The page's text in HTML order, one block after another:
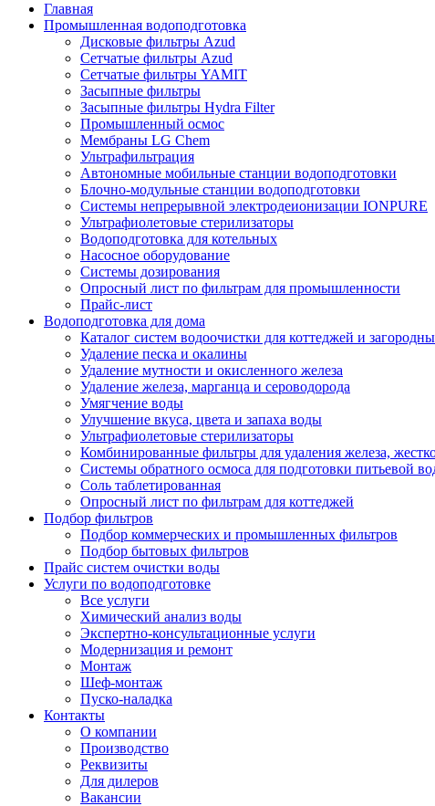
Главная
Промышленная водоподготовка
Дисковые фильтры Azud
Сетчатые фильтры Azud
Сетчатые фильтры YAMIT
Засыпные фильтры
Засыпные фильтры Hydra Filter
Промышленный осмос
Мембраны LG Chem
Ультрафильтрация
Автономные мобильные станции водоподготовки
Блочно-модульные станции водоподготовки
Системы непрерывной электродеионизации IONPURE
Ультрафиолетовые стерилизаторы
Водоподготовка для котельных
Насосное оборудование
Системы дозирования
Опросный лист по фильтрам для промышленности
Прайс-лист
Водоподготовка для дома
Каталог систем водоочистки для коттеджей и
Удаление песка и окалины
Удаление мутности и окисленного железа
Удаление железа, марганца и сероводорода
Умягчение воды
Улучшение вкуса, цвета и запаха воды
Ультрафиолетовые стерилизаторы
Комбинированные фильтры для удаления железа,
Системы обратного осмоса для подготовки питьевой
Соль таблетированная
Опросный лист по фильтрам для коттеджей
Подбор фильтров
Подбор коммерческих и промышленных фильтров
Подбор бытовых фильтров
Прайс систем очистки воды
Услуги по водоподготовке
Все услуги
Химический анализ воды
Экспертно-консультационные услуги
Модернизация и ремонт
Монтаж
Шеф-монтаж
Пуско-наладка
Контакты
О компании
Производство
Реквизиты
Для дилеров
Вакансии